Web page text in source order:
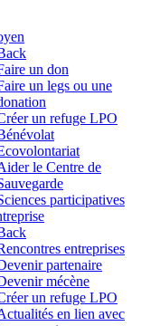
un don
un legs ou une
un refuge LPO
le Centre de
participatives
entreprises
partenaire
mécène
un refuge LPO
en lien avec